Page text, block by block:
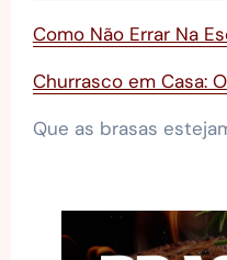
Como Não Errar Na
Churrasco em Casa:
Que as brasas